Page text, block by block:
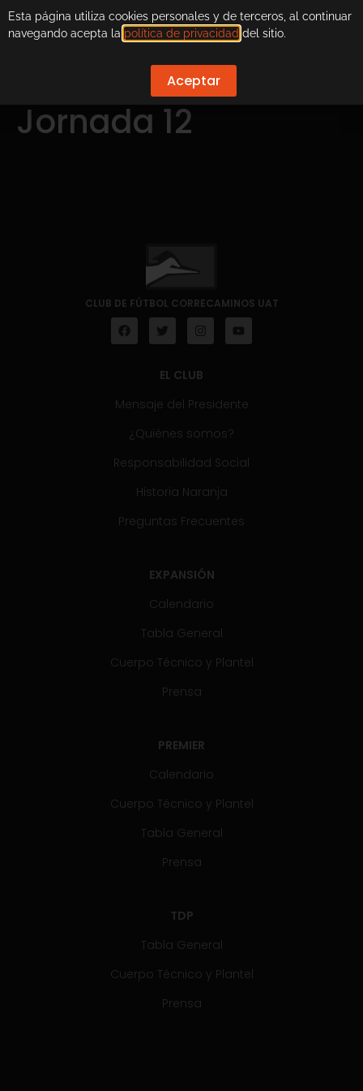
Jornada 12
CLUB DE FÚTBOL CORRECAMINOS UAT
EL CLUB
Mensaje del Presidente
¿Quiénes somos?
Responsabilidad Social
Historia Naranja
Preguntas Frecuentes
EXPANSIÓN
Calendario
Tabla General
Cuerpo Técnico y Plantel
Prensa
PREMIER
Calendario
Cuerpo Técnico y Plantel
Tabla General
Prensa
TDP
Tabla General
Cuerpo Técnico y Plantel
Prensa
Esta página utiliza cookies personales y de terceros, al continuar
navegando acepta la política de privacidad del sitio.
Aceptar